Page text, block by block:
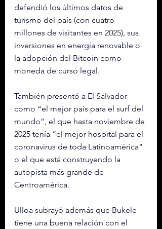
defendió los últimos datos de
turismo del país (con cuatro
millones de visitantes en 2025), sus
inversiones en energía renovable o
la adopción del Bitcoin como
moneda de curso legal.
También presentó a El Salvador
como “el mejor país para el surf del
mundo”, el que hasta noviembre de
2025 tenía “el mejor hospital para el
coronavirus de toda Latinoamérica”
o el que está construyendo la
autopista más grande de
Centroamérica.
Ulloa subrayó además que Bukele
tiene una buena relación con el